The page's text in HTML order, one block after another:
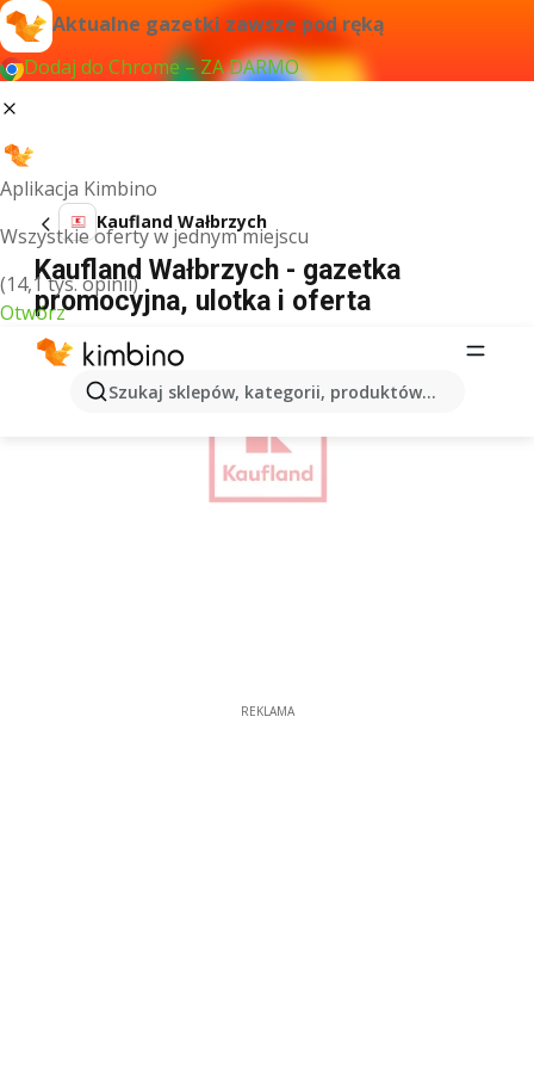
Aktualne gazetki zawsze pod ręką
Dodaj do Chrome – ZA DARMO
Aplikacja Kimbino
Wszystkie oferty w jednym miejscu
(14,1 tys. opinii)
Otwórz
Szukaj sklepów, kategorii, produktów...
Kaufland Wałbrzych
Kaufland Wałbrzych - gazetka
promocyjna, ulotka i oferta
REKLAMA